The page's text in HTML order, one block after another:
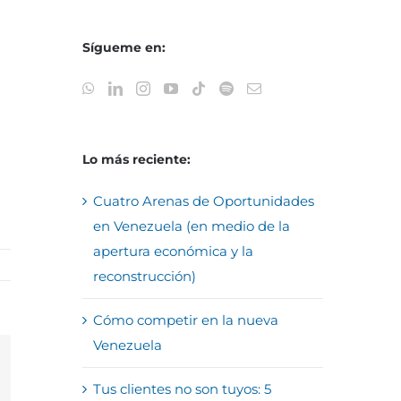
Sígueme en:
Lo más reciente:
Cuatro Arenas de Oportunidades
en Venezuela (en medio de la
apertura económica y la
reconstrucción)
Cómo competir en la nueva
Venezuela
Tus clientes no son tuyos: 5